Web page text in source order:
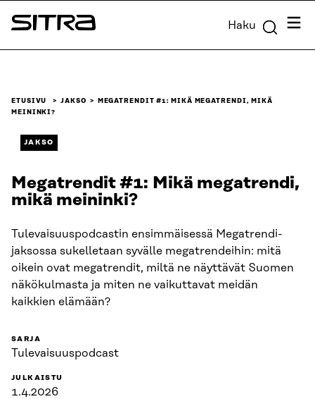
Siirry
suoraan
Sitra Haku
ETUSIVU JAKSO
MEGATRENDIT #1: MIKÄ MEGATRENDI, MIKÄ
MEININKI?
JAKSO
Megatrendit #1: Mikä megatrendi,
mikä meininki?
Tulevaisuuspodcastin ensimmäisessä Megatrendi-
jaksossa sukelletaan syvälle megatrendeihin: mitä
oikein ovat megatrendit, miltä ne näyttävät Suomen
näkökulmasta ja miten ne vaikuttavat meidän
kaikkien elämään?
SARJA
Tulevaisuuspodcast
JULKAISTU
1.4.2026